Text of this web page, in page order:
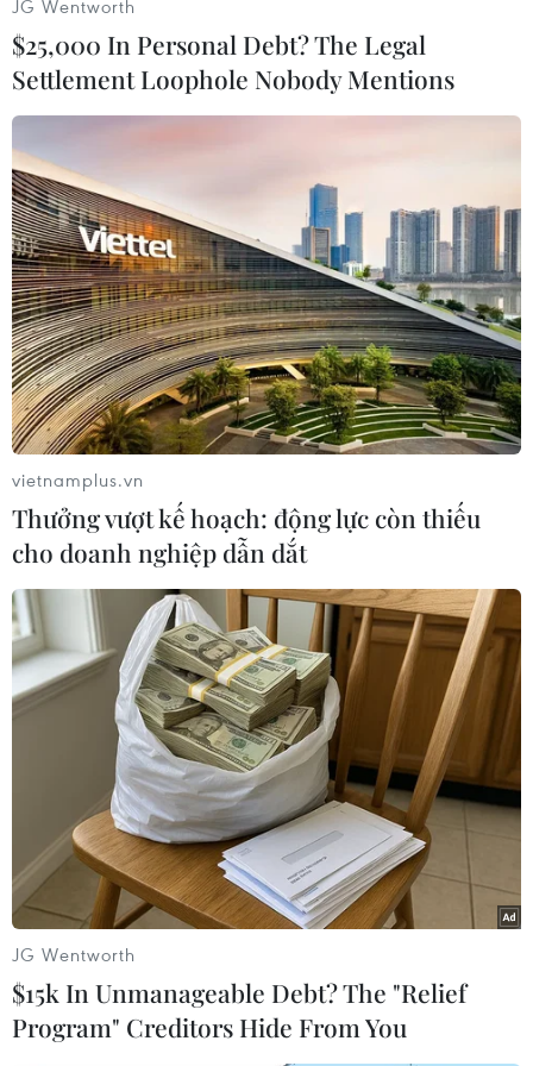
đến khi còn là thành viên của khối, còn các
khoản phí khác sẽ phải đàm phán./.
(TTXVN/Vietnam+)
#Du học Anh #Anh rời EU
#Tiền lương
#Hiệp ước Lisbon
#Theresa May
#Thủ tướng Anh
Theo dõi VietnamPlus
TIN LIÊN QUAN
JG Wentworth
$25,000 In Personal Debt? The Legal
Settlement Loophole Nobody Mentions
vietnamplus.vn
Thưởng vượt kế hoạch: động lực còn thiếu
cho doanh nghiệp dẫn dắt
JG Wentworth
$15k In Unmanageable Debt? The "Relief
Program" Creditors Hide From You